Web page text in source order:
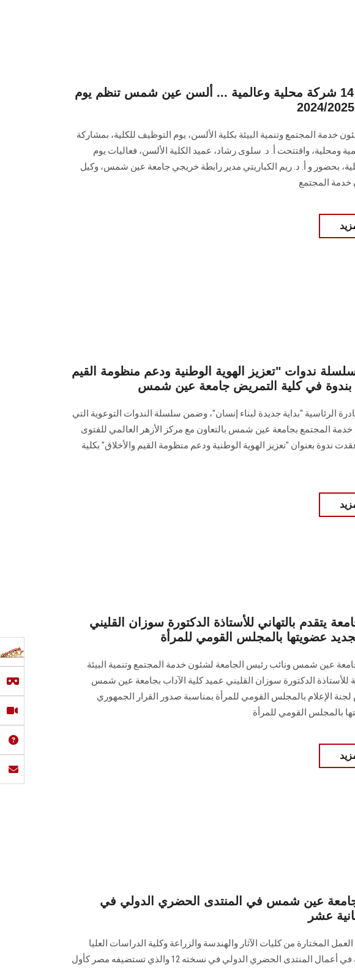
بمشاركة 14 شركة محلية وعالمية ... ألسن عين شمس تنظم يوم
خدمة المجتمع وتنمية البيئة بكلية الألسن، يوم التوظيف ‏للكلية، بمشاركة
ومحلية، وافتتحت أ. د. سلوى رشاد، عميد الكلية الألسن، ‏فعاليات يوم
بحضور و أ. د. ريم الكباريتي مدير رابطة خريجي جامعة عين ‏شمس، وكيل
خدمة المجتمع
ندوات "تعزيز الهوية الوطنية ودعم منظومة القيم
بندوة في كلية التمريض جامعة عين شمس
الرئاسية "بداية جديدة لبناء إنسان"، وضمن سلسلة الندوات التوعوية التي
المجتمع بجامعة عين شمس بالتعاون مع مركز الأزهر العالمي ‏للفتوى
عقدت ندوة بعنوان "تعزيز الهوية الوطنية ودعم منظومة القيم والأخلاق" ‏بكلية
يتقدم بالتهاني للأستاذة الدكتورة سوزان القليني
عضويتها بالمجلس القومي للمرأة
عين شمس ونائب رئيس الجامعة لشئون خدمة المجتمع وتنمية البيئة
للأستاذة الدكتورة ‏سوزان القليني عميد كلية الآداب بجامعة عين شمس
الإعلام بالمجلس القومي ‏للمرأة بمناسبة صدور القرار الجمهوري
بالمجلس القومي للمرأة
عين شمس في المنتدى الحضري الدولي في
عشر
المختارة من كليات الآثار والهندسة والزراعة وكلية الدراسات العليا
لشؤون ‏البيئة في أعمال المنتدى الحضري الدولي في نسخته 12 والذي تستضيفه ‏مصر كأول